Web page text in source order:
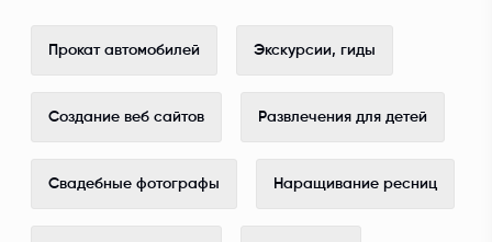
Прокат автомобилей Экскурсии, гиды
Создание веб сайтов Развлечения для детей
Свадебные фотографы Наращивание ресниц